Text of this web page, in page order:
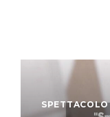
SPETTACOLO